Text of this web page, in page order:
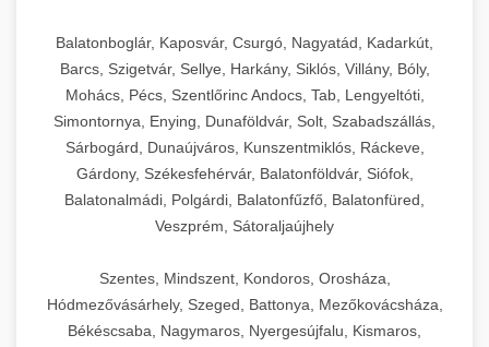
Balatonboglár, Kaposvár, Csurgó, Nagyatád, Kadarkút,
Barcs, Szigetvár, Sellye, Harkány, Siklós, Villány, Bóly,
Mohács, Pécs, Szentlőrinc Andocs, Tab, Lengyeltóti,
Simontornya, Enying, Dunaföldvár, Solt, Szabadszállás,
Sárbogárd, Dunaújváros, Kunszentmiklós, Ráckeve,
Gárdony, Székesfehérvár, Balatonföldvár, Siófok,
Balatonalmádi, Polgárdi, Balatonfűzfő, Balatonfüred,
Veszprém, Sátoraljaújhely
Szentes, Mindszent, Kondoros, Orosháza,
Hódmezővásárhely, Szeged, Battonya, Mezőkovácsháza,
Békéscsaba, Nagymaros, Nyergesújfalu, Kismaros,